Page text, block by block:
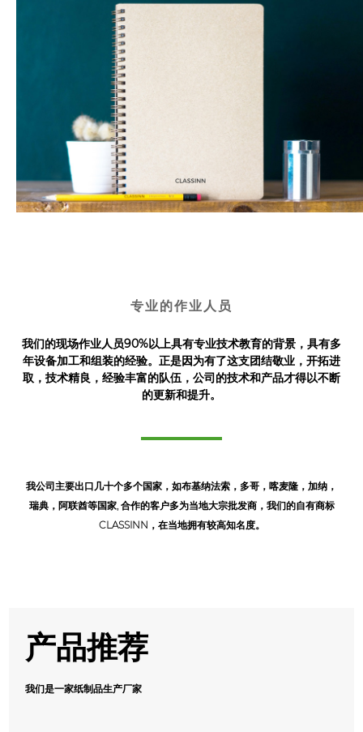
专业的作业人员
我们的现场作业人员90%以上具有专业技术教育的背景，具有多
年设备加工和组装的经验。正是因为有了这支团结敬业，开拓进
取，技术精良，经验丰富的队伍，公司的技术和产品才得以不断
的更新和提升。
我公司主要出口几十个多个国家，如布基纳法索，多哥，喀麦隆，加纳，
瑞典，阿联酋等国家, 合作的客户多为当地大宗批发商，我们的自有商标
CLASSINN，在当地拥有较高知名度。
产品推荐
我们是一家纸制品生产厂家